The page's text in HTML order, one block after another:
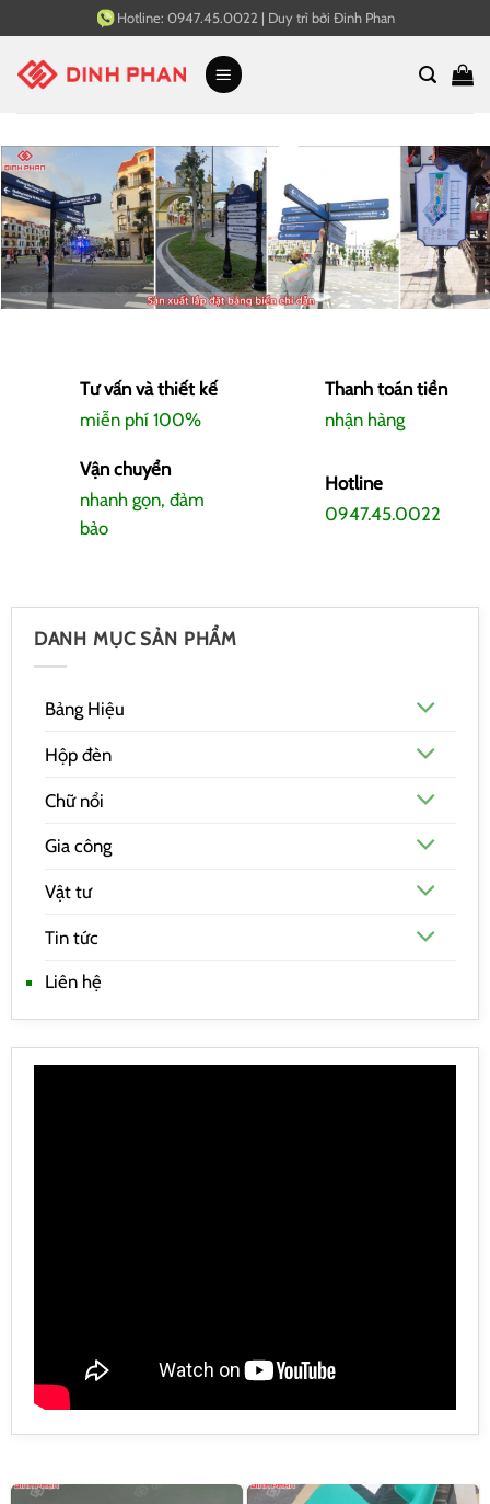
qua
nội
Hotline: 0947.45.0022 | Duy trì bởi Đinh Phan
Tư vấn và thiết kế
miễn phí 100%
Thanh toán tiền
nhận hàng
Vận chuyển
nhanh gọn, đảm
bảo
Hotline
0947.45.0022
DANH MỤC SẢN PHẨM
Bảng Hiệu
Hộp đèn
Chữ nổi
Gia công
Vật tư
Tin tức
Liên hệ